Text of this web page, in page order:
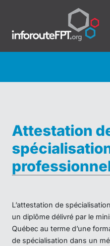
Attestation
L’attestation de
un diplôme délivré par le
Québec au terme d’une
de spécialisation dans un